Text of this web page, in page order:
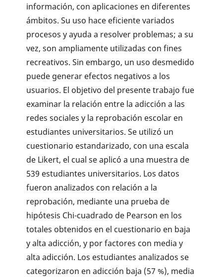
información, con aplicaciones en diferentes
ámbitos. Su uso hace eficiente variados
procesos y ayuda a resolver problemas; a su
vez, son ampliamente utilizadas con fines
recreativos. Sin embargo, un uso desmedido
puede generar efectos negativos a los
usuarios. El objetivo del presente trabajo fue
examinar la relación entre la adicción a las
redes sociales y la reprobación escolar en
estudiantes universitarios. Se utilizó un
cuestionario estandarizado, con una escala
de Likert, el cual se aplicó a una muestra de
539 estudiantes universitarios. Los datos
fueron analizados con relación a la
reprobación, mediante una prueba de
hipótesis Chi-cuadrado de Pearson en los
totales obtenidos en el cuestionario en baja
y alta adicción, y por factores con media y
alta adicción. Los estudiantes analizados se
categorizaron en adicción baja (57 %), media